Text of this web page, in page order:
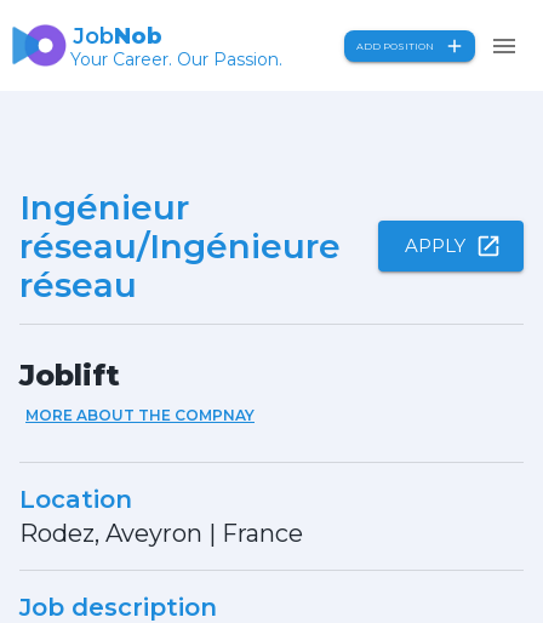
JobNob
Your Career. Our Passion.
ADD POSITION
Ingénieur
réseau/Ingénieure
réseau
APPLY
Joblift
MORE ABOUT THE COMPNAY
Location
Rodez, Aveyron | France
Job description